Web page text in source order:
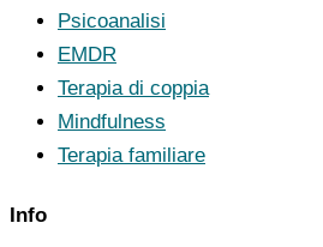
Psicoanalisi
EMDR
Terapia di coppia
Mindfulness
Terapia familiare
Info